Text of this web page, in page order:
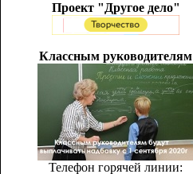
Проект "Другое дело"
Классным руководителям
Телефон горячей линии: